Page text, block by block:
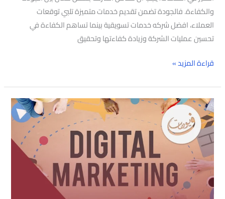
والكفاءة. فالجودة تضمن تقديم خدمات متميزة تلبي توقعات
العملاء، افضل شركه خدمات تسويقية بينما تساهم الكفاءة في
تحسين عمليات الشركة وزيادة كفاءتها وتحقيق
قراءة المزيد »
ما
المقصود
بالتجارة
الالكترونية